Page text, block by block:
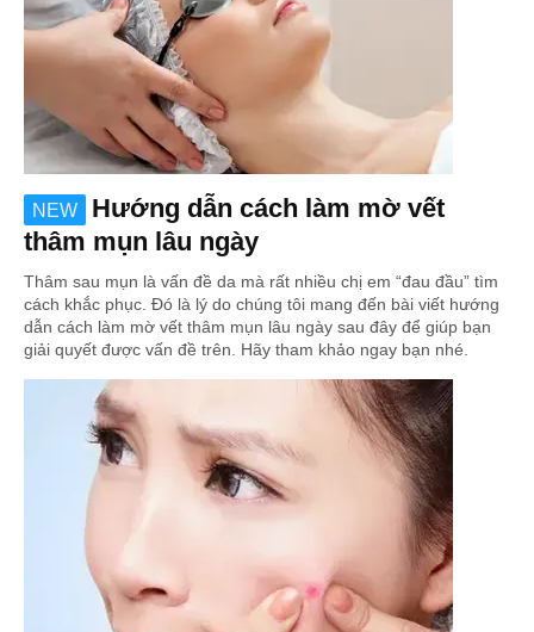
NEW
Hướng dẫn cách làm mờ vết
thâm mụn lâu ngày
Thâm sau mụn là vấn đề da mà rất nhiều chị em “đau đầu” tìm
cách khắc phục. Đó là lý do chúng tôi mang đến bài viết hướng
dẫn cách làm mờ vết thâm mụn lâu ngày sau đây để giúp bạn
giải quyết được vấn đề trên. Hãy tham khảo ngay bạn nhé.